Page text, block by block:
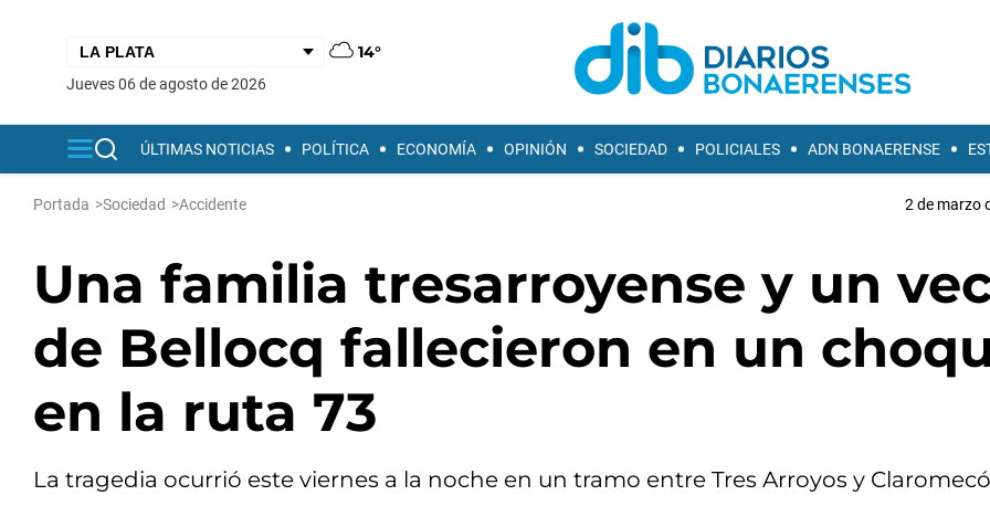
14°
jueves 06 de agosto de 2026
ÚLTIMAS NOTICIAS POLÍTICA ECONOMÍA OPINIÓN SOCIEDAD POLICIALES ADN BONAERENSE
Portada >Sociedad >Accidente 2 de marzo
Una familia tresarroyense y un
de Bellocq fallecieron en un
en la ruta 73
La tragedia ocurrió este viernes a la noche en un tramo entre Tres Arroyos y